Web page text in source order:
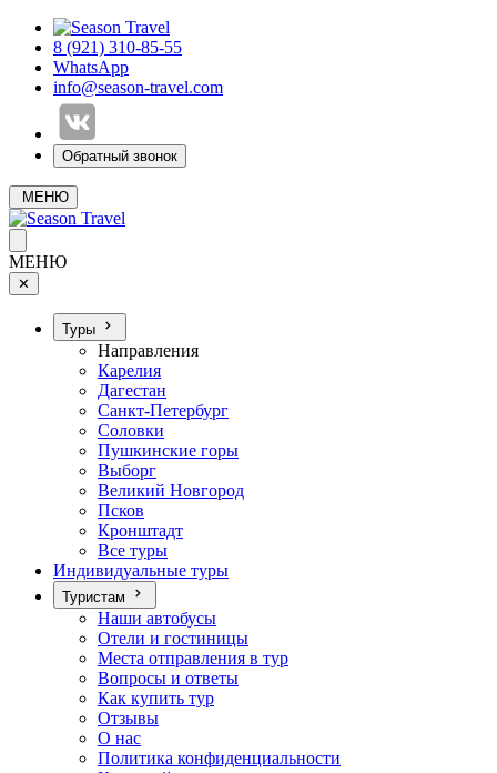
8 (921) 310-85-55
WhatsApp
info@season-travel.com
Обратный звонок
МЕНЮ
МЕНЮ
✕
Туры
Направления
Карелия
Дагестан
Санкт-Петербург
Соловки
Пушкинские горы
Выборг
Великий Новгород
Псков
Кронштадт
Все туры
Индивидуальные туры
Туристам
Наши автобусы
Отели и гостиницы
Места отправления в тур
Вопросы и ответы
Как купить тур
Отзывы
О нас
Политика конфиденциальности